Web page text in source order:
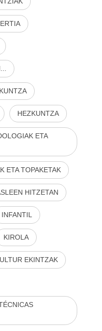
HEZKUNTZA
ETA
ETA TOPAKETAK
HITZETAN
INFANTIL
KIROLA
EKINTZAK